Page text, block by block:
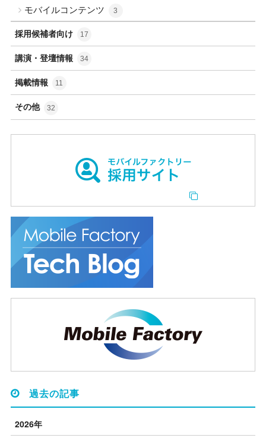
モバイルコンテンツ 3
採用候補者向け 17
講演・登壇情報 34
掲載情報 11
その他 32
過去の記事
2026年